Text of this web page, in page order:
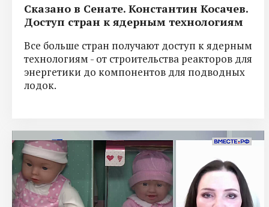
Сказано в Сенате. Константин Косачев.
Доступ стран к ядерным технологиям
Все больше стран получают доступ к ядерным
технологиям - от строительства реакторов для
энергетики до компонентов для подводных
лодок.